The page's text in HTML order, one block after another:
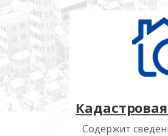
Содержит